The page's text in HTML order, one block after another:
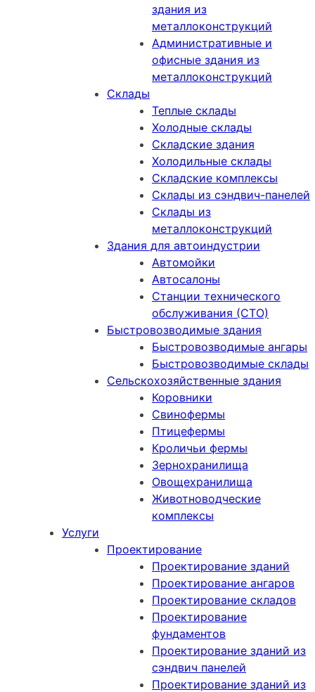
здания из
металлоконструкций
Административные и
офисные здания из
металлоконструкций
Склады
Теплые склады
Холодные склады
Складские здания
Холодильные склады
Складские комплексы
Склады из сэндвич-панелей
Склады из
металлоконструкций
Здания для автоиндустрии
Автомойки
Автосалоны
Станции технического
обслуживания (СТО)
Быстровозводимые здания
Быстровозводимые ангары
Быстровозводимые склады
Сельскохозяйственные здания
Коровники
Свинофермы
Птицефермы
Кроличьи фермы
Зернохранилища
Овощехранилища
Животноводческие
комплексы
Услуги
Проектирование
Проектирование зданий
Проектирование ангаров
Проектирование складов
Проектирование
фундаментов
Проектирование зданий из
сэндвич панелей
Проектирование зданий из